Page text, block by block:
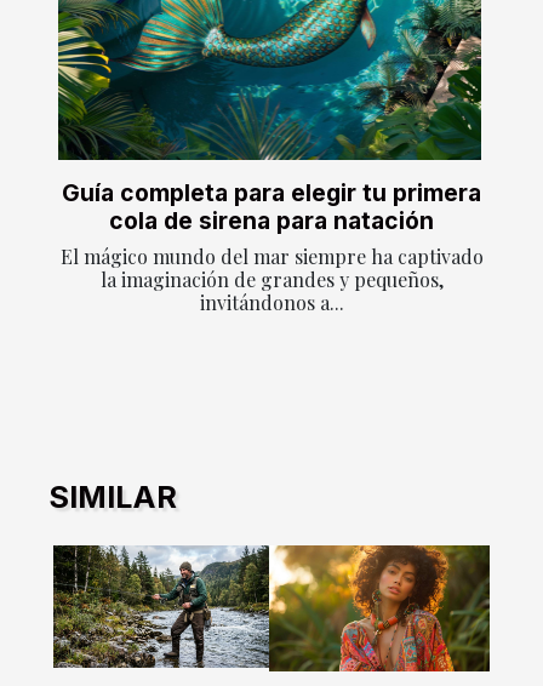
Guía completa para elegir tu primera
cola de sirena para natación
El mágico mundo del mar siempre ha captivado
la imaginación de grandes y pequeños,
invitándonos a...
SIMILAR